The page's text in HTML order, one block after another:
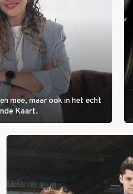
mee, maar ook in het echt
Kaart.